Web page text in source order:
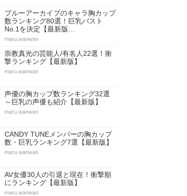
ブルーアーカイブのキャラ胸カップ
数ランキング80選！巨乳バスト
No.1を決定【最新版…
maru.wanwan
崇教真光の芸能人/有名人22選！衝
撃ランキング【最新版】
maru.wanwan
声優の胸カップ数ランキング32選
～巨乳の声優も紹介【最新版】
maru.wanwan
CANDY TUNEメンバーの胸カップ
数・巨乳ランキング7選【最新版】
maru.wanwan
AV女優30人の引退と現在！衝撃順
にランキング【最新版】
maru.wanwan